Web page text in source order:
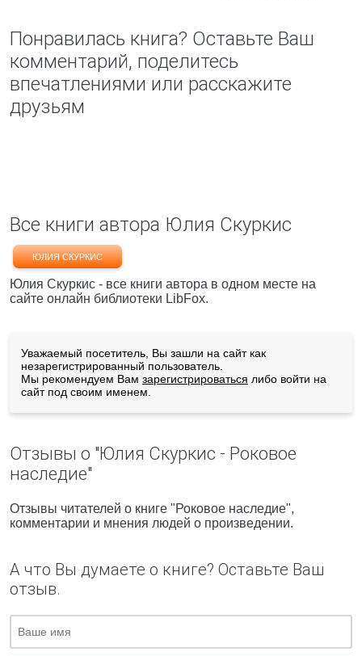
Понравилась книга? Оставьте Ваш
комментарий, поделитесь
впечатлениями или расскажите
друзьям
Все книги автора Юлия Скуркис
ЮЛИЯ СКУРКИС
Юлия Скуркис - все книги автора в одном месте на
сайте онлайн библиотеки LibFox.
Уважаемый посетитель, Вы зашли на сайт как
незарегистрированный пользователь.
Мы рекомендуем Вам зарегистрироваться либо войти на
сайт под своим именем.
Отзывы о "Юлия Скуркис - Роковое
наследие"
Отзывы читателей о книге "Роковое наследие",
комментарии и мнения людей о произведении.
А что Вы думаете о книге? Оставьте Ваш
отзыв.